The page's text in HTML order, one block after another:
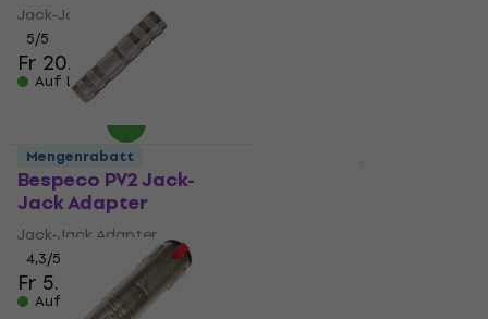
Jack-Jack Adapter
5/5
Fr 20.80
Auf Lager
Bespeco PV2 Jack-
Jack Adapter
Jack-Jack Adapter
4,3/5
Fr 5.59
Auf Lager
Mengenrabatt